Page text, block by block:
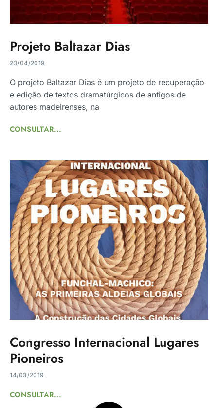
Projeto Baltazar Dias
23/04/2019
O projeto Baltazar Dias é um projeto de recuperação
e edição de textos dramatúrgicos de antigos de
autores madeirenses, na
CONSULTAR...
Congresso Internacional Lugares
Pioneiros
14/03/2019
CONSULTAR...